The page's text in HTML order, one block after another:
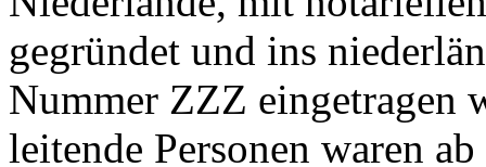
gegründet und ins
Nummer ZZZ eingetragen
leitende Personen waren